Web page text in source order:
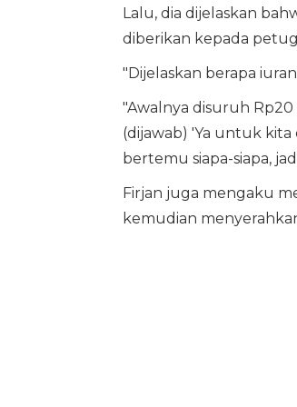
Lalu, dia dijelaskan
diberikan kepada
"Dijelaskan berapa
"Awalnya disuruh
(dijawab) 'Ya untuk kita
bertemu siapa-siapa,
Firjan juga mengaku
kemudian